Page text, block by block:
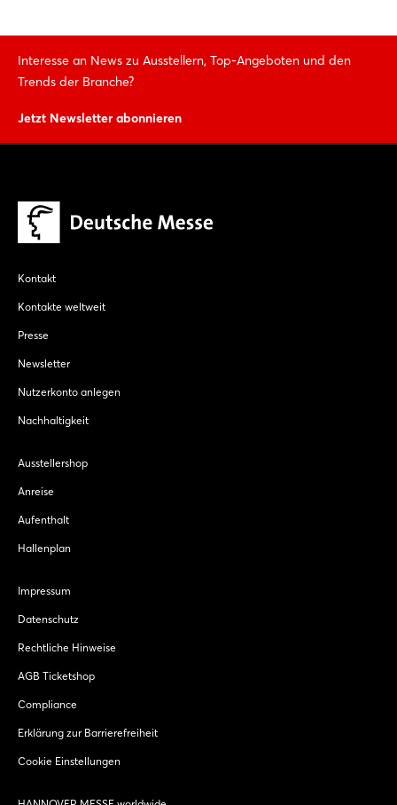
Interesse an News zu Ausstellern, Top-Angeboten und den
Trends der Branche?
Jetzt Newsletter abonnieren
Kontakt
Kontakte weltweit
Presse
Newsletter
Nutzerkonto anlegen
Nachhaltigkeit
Ausstellershop
Anreise
Aufenthalt
Hallenplan
Impressum
Datenschutz
Rechtliche Hinweise
AGB Ticketshop
Compliance
Erklärung zur Barrierefreiheit
Cookie Einstellungen